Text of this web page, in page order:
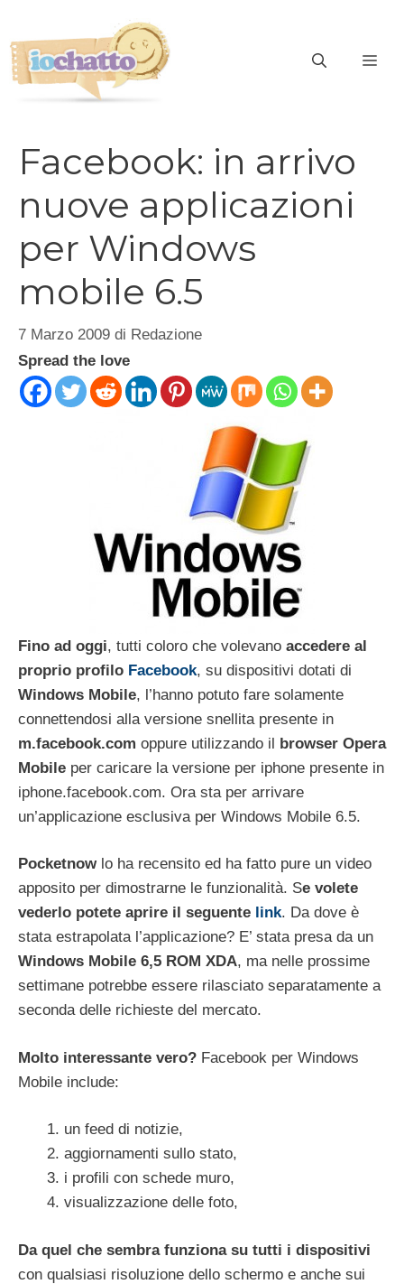
contenuto
Facebook: in arrivo
nuove applicazioni
per Windows
mobile 6.5
7 Marzo 2009 di Redazione
Spread the love
Fino ad oggi, tutti coloro che volevano accedere al
proprio profilo Facebook, su dispositivi dotati di
Windows Mobile, l’hanno potuto fare solamente
connettendosi alla versione snellita presente in
m.facebook.com oppure utilizzando il browser Opera
Mobile per caricare la versione per iphone presente in
iphone.facebook.com. Ora sta per arrivare
un’applicazione esclusiva per Windows Mobile 6.5.
Pocketnow lo ha recensito ed ha fatto pure un video
apposito per dimostrarne le funzionalità. Se volete
vederlo potete aprire il seguente link. Da dove è
stata estrapolata l’applicazione? E’ stata presa da un
Windows Mobile 6,5 ROM XDA, ma nelle prossime
settimane potrebbe essere rilasciato separatamente a
seconda delle richieste del mercato.
Molto interessante vero? Facebook per Windows
Mobile include:
un feed di notizie,
aggiornamenti sullo stato,
i profili con schede muro,
visualizzazione delle foto,
Da quel che sembra funziona su tutti i dispositivi
con qualsiasi risoluzione dello schermo e anche sui